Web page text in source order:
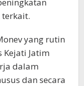
yang rutin
Kejati Jatim
dalam
dan secara